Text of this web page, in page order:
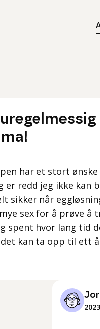
har et stort
er redd jeg ikke kan
sikker når
sex for å prøve
spent hvor lang tid
kan ta opp til ett
2023